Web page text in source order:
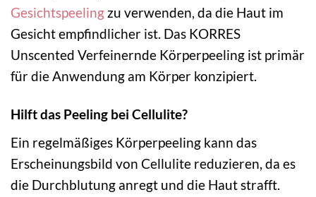
Gesichtspeeling zu verwenden, da die Haut im
Gesicht empfindlicher ist. Das KORRES
Unscented Verfeinernde Körperpeeling ist primär
für die Anwendung am Körper konzipiert.
Hilft das Peeling bei Cellulite?
Ein regelmäßiges Körperpeeling kann das
Erscheinungsbild von Cellulite reduzieren, da es
die Durchblutung anregt und die Haut strafft.